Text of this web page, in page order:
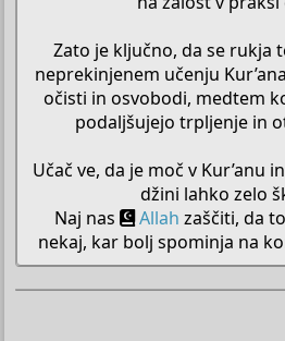
Zato je ključno, da se rukja
neprekinjenem učenju
očisti in osvobodi, medtem
podaljšujejo trpljenje in
Učač ve, da je moč v Kur’anu
džini lahko zelo
Naj nas
Allah zaščiti, da
nekaj, kar bolj spominja na